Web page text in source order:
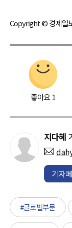
Copyright © 경제일
좋아요 1
지다혜
기자
#글로벌부문